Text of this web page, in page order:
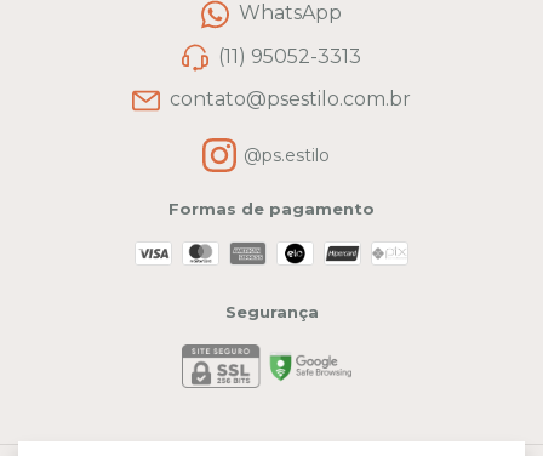
WhatsApp
(11) 95052-3313
contato@psestilo.com.br
@ps.estilo
Formas de pagamento
Segurança